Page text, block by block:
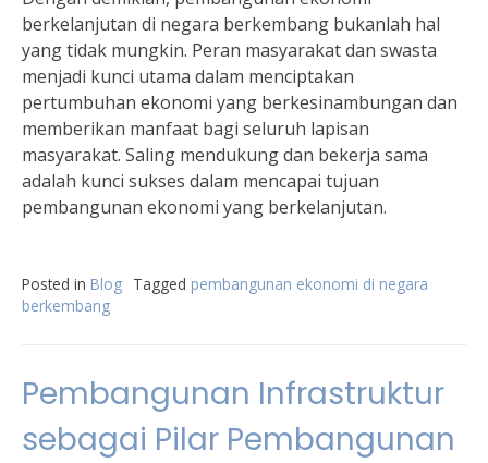
berkelanjutan di negara berkembang bukanlah hal
yang tidak mungkin. Peran masyarakat dan swasta
menjadi kunci utama dalam menciptakan
pertumbuhan ekonomi yang berkesinambungan dan
memberikan manfaat bagi seluruh lapisan
masyarakat. Saling mendukung dan bekerja sama
adalah kunci sukses dalam mencapai tujuan
pembangunan ekonomi yang berkelanjutan.
Posted in Blog Tagged pembangunan ekonomi di negara
berkembang
Pembangunan Infrastruktur
sebagai Pilar Pembangunan